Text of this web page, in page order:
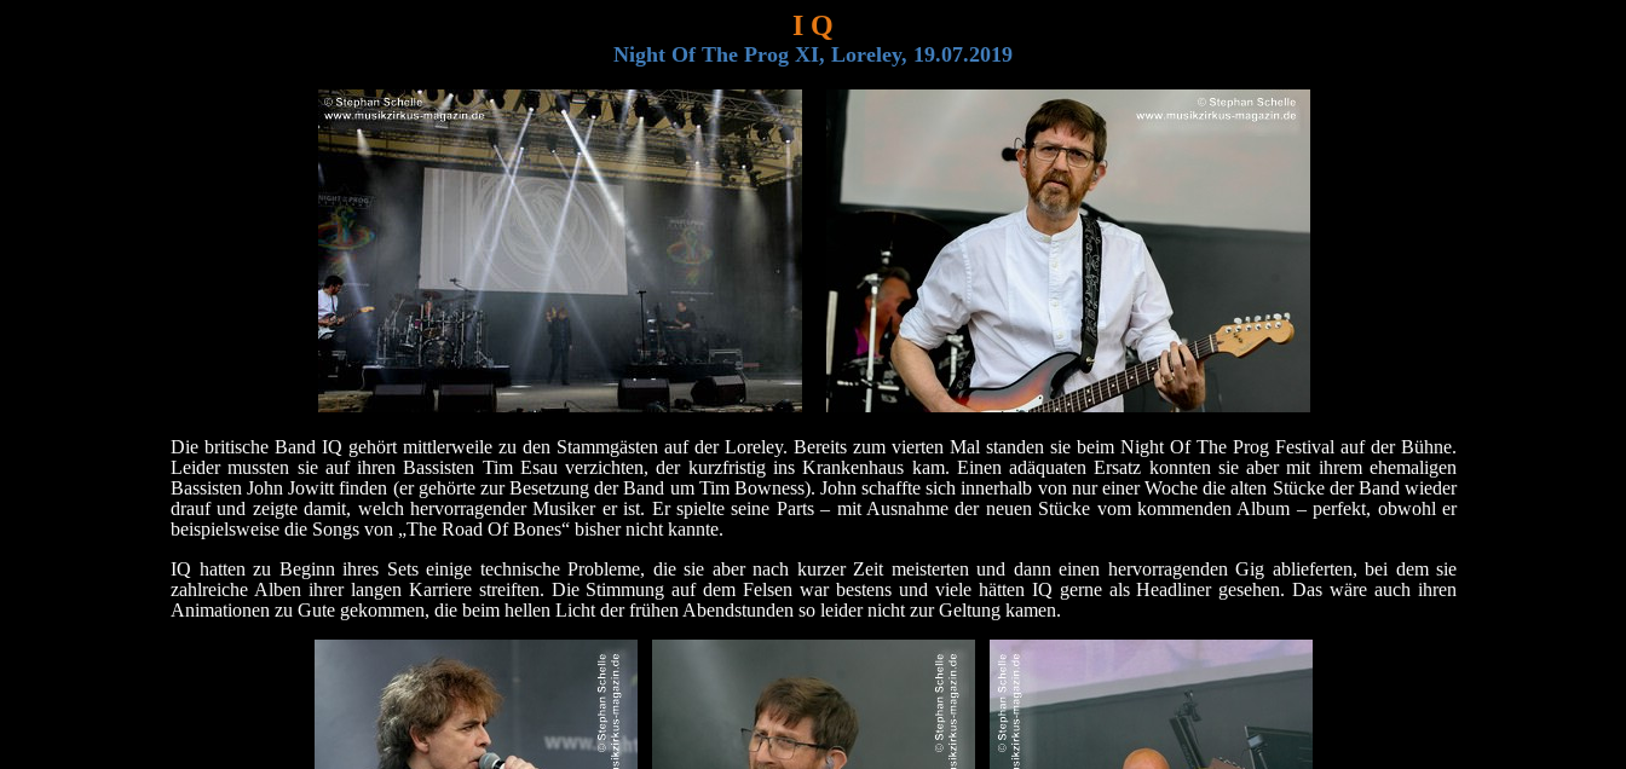
I Q
Night Of The Prog XI, Loreley, 19.07.2019
Die britische Band IQ gehört mittlerweile zu den Stammgästen auf der Loreley. Bereits zum vierten Mal standen sie beim Night Of The Prog Festival auf der Bühne.
Leider mussten sie auf ihren Bassisten Tim Esau verzichten, der kurzfristig ins Krankenhaus kam. Einen adäquaten Ersatz konnten sie aber mit ihrem ehemaligen
Bassisten John Jowitt finden (er gehörte zur Besetzung der Band um Tim Bowness). John schaffte sich innerhalb von nur einer Woche die alten Stücke der Band wieder
drauf und zeigte damit, welch hervorragender Musiker er ist. Er spielte seine Parts – mit Ausnahme der neuen Stücke vom kommenden Album – perfekt, obwohl er
beispielsweise die Songs von „The Road Of Bones“ bisher nicht kannte.
IQ hatten zu Beginn ihres Sets einige technische Probleme, die sie aber nach kurzer Zeit meisterten und dann einen hervorragenden Gig ablieferten, bei dem sie
zahlreiche Alben ihrer langen Karriere streiften. Die Stimmung auf dem Felsen war bestens und viele hätten IQ gerne als Headliner gesehen. Das wäre auch ihren
Animationen zu Gute gekommen, die beim hellen Licht der frühen Abendstunden so leider nicht zur Geltung kamen.